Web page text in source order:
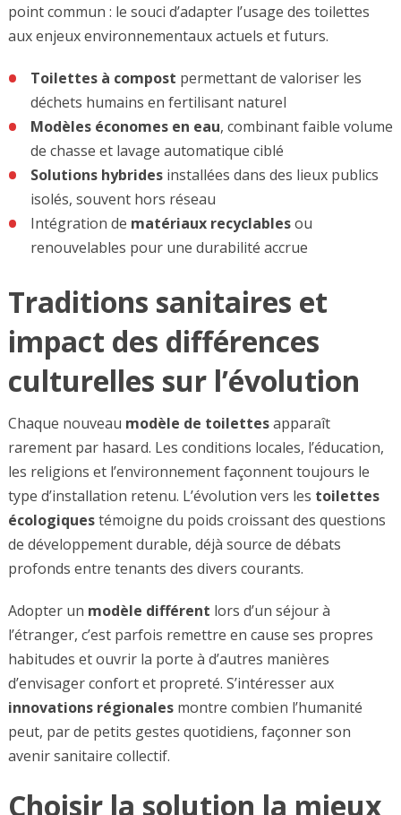
point commun : le souci d’adapter l’usage des toilettes
aux enjeux environnementaux actuels et futurs.
Toilettes à compost permettant de valoriser les
déchets humains en fertilisant naturel
Modèles économes en eau, combinant faible volume
de chasse et lavage automatique ciblé
Solutions hybridesinstallées dans des lieux publics
isolés, souvent hors réseau
Intégration de matériaux recyclablesou
renouvelables pour une durabilité accrue
Traditions sanitaires et
impact des différences
culturelles sur l’évolution
Chaque nouveau modèle de toilettesapparaît
rarement par hasard. Les conditions locales, l’éducation,
les religions et l’environnement façonnent toujours le
type d’installation retenu. L’évolution vers les toilettes
écologiquestémoigne du poids croissant des questions
de développement durable, déjà source de débats
profonds entre tenants des divers courants.
Adopter un modèle différent lors d’un séjour à
l’étranger, c’est parfois remettre en cause ses propres
habitudes et ouvrir la porte à d’autres manières
d’envisager confort et propreté. S’intéresser aux
innovations régionalesmontre combien l’humanité
peut, par de petits gestes quotidiens, façonner son
avenir sanitaire collectif.
Choisir la solution la mieux